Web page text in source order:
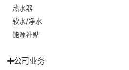
热水器
软水/净水
能源补贴
公司业务